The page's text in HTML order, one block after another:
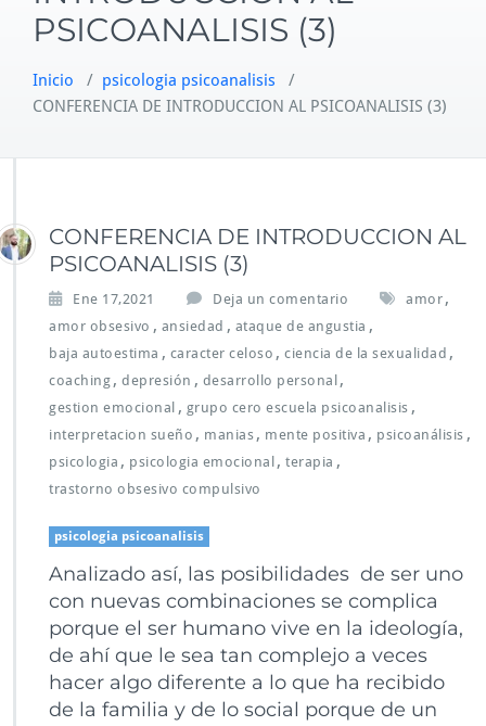
PSICOANALISIS (3)
Inicio / psicologia psicoanalisis /
CONFERENCIA DE INTRODUCCION AL PSICOANALISIS (3)
CONFERENCIA DE INTRODUCCION AL
PSICOANALISIS (3)
Ene 17,2021 Deja un comentario amor ,
amor obsesivo , ansiedad , ataque de angustia ,
baja autoestima , caracter celoso , ciencia de la sexualidad ,
coaching , depresión , desarrollo personal ,
gestion emocional , grupo cero escuela psicoanalisis ,
interpretacion sueño , manias , mente positiva , psicoanálisis ,
psicologia , psicologia emocional , terapia ,
trastorno obsesivo compulsivo
psicologia psicoanalisis
Analizado así, las posibilidades de ser uno
con nuevas combinaciones se complica
porque el ser humano vive en la ideología,
de ahí que le sea tan complejo a veces
hacer algo diferente a lo que ha recibido
de la familia y de lo social porque de un